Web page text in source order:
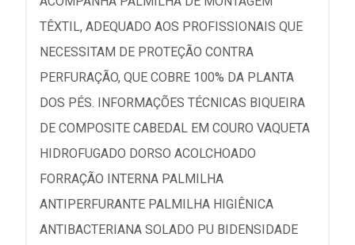
TÊXTIL, ADEQUADO AOS PROFISSIONAIS QUE
NECESSITAM DE PROTEÇÃO CONTRA
PERFURAÇÃO, QUE COBRE 100% DA PLANTA
DOS PÉS. INFORMAÇÕES TÉCNICAS BIQUEIRA
DE COMPOSITE CABEDAL EM COURO VAQUETA
HIDROFUGADO DORSO ACOLCHOADO
FORRAÇÃO INTERNA PALMILHA
ANTIPERFURANTE PALMILHA HIGIÊNICA
ANTIBACTERIANA SOLADO PU BIDENSIDADE